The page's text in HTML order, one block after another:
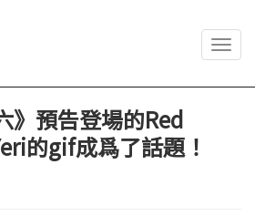
》預告登場的Red
的gif成爲了話題！